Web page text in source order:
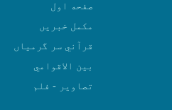
صفحه اول
مکمل خبریں
قرآني سر گرمياں
بين الاقوامي
تصاوير - فلم